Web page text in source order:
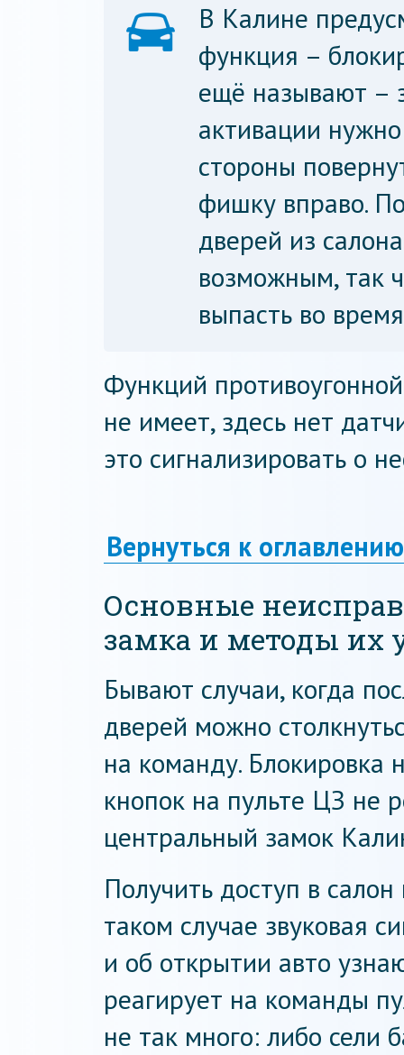
В Калине
функция –
ещё называют –
активации
стороны
фишку вправо.
дверей из
возможным, так
выпасть во
Функций
не имеет, здесь нет
это сигнализировать о
Вернуться к оглавлению
Основные
замка и методы их
Бывают случаи, когда
дверей можно
на команду. Блокировка
кнопок на пульте ЦЗ не
центральный замок
Получить доступ в
таком случае звуковая
и об открытии авто
реагирует на команды
не так много: либо сели